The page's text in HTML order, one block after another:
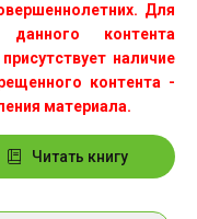
Для
данного контента
наличие
контента -
материала.
Читать книгу